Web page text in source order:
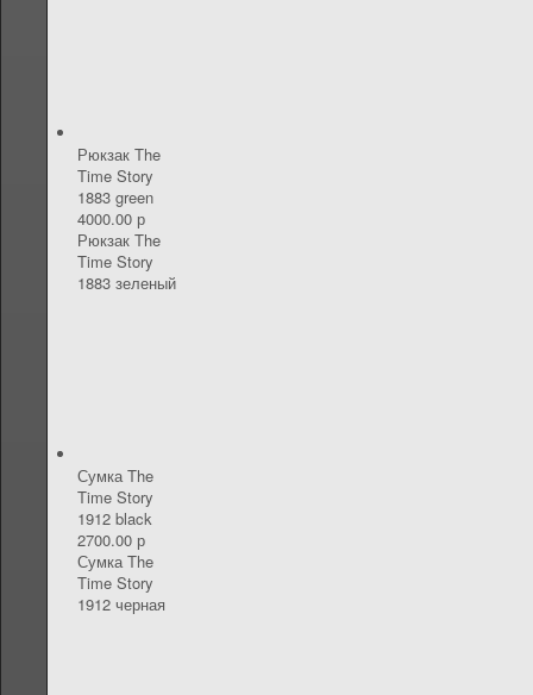
Рюкзак The
Time Story
1883 green
4000.00 р
Рюкзак The
Time Story
1883 зеленый
Сумка The
Time Story
1912 black
2700.00 р
Сумка The
Time Story
1912 черная